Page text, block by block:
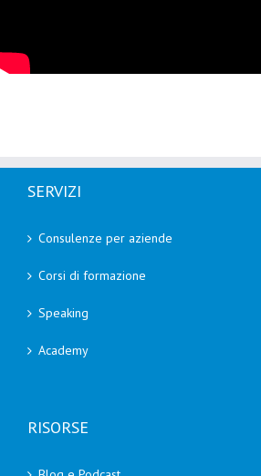
SERVIZI
Consulenze per aziende
Corsi di formazione
Speaking
Academy
RISORSE